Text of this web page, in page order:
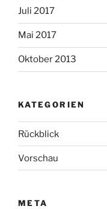
Juli 2017
Mai 2017
Oktober 2013
KATEGORIEN
Rückblick
Vorschau
META